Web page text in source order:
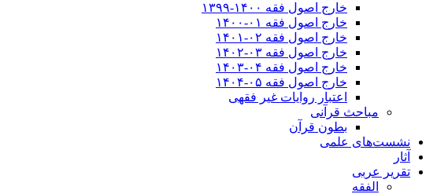
خارج اصول فقه ۱۴۰۰-۱۳۹۹
خارج اصول فقه ۰۱-۱۴۰۰
خارج اصول فقه ۰۲-۱۴۰۱
خارج اصول فقه ۰۳-۱۴۰۲
خارج اصول فقه ۰۴-۱۴۰۳
خارج اصول فقه ۰۵-۱۴۰۴
اعتبار روایات غیر فقهی
مباحث قرآنی
بطون قرآن
نشست‌های علمی
آثار
تقریر عربی
الفقه